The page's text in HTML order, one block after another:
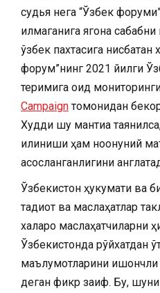
судья нега “Ўзбек
қилмаганига ягона
ўзбек пахтасига нисбатан
форум”нинг 2021 йилги
теримига оид
Campaign томонидан
Худди шу мантиққа
қилиниши ҳам ноқонуний
асосланганлигини
Ўзбекистон ҳукумати ва
тадқиқот ва маслаҳатлар
халқаро маслаҳатчиларни
Ўзбекистонда рўйхатдан
маълумотларини
деган фикр заиф. Бу,